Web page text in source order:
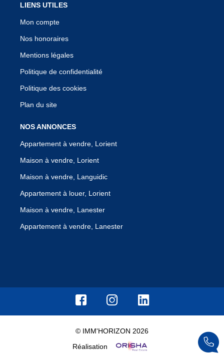
LIENS UTILES
Mon compte
Nos honoraires
Mentions légales
Politique de confidentialité
Politique des cookies
Plan du site
NOS ANNONCES
Appartement à vendre, Lorient
Maison à vendre, Lorient
Maison à vendre, Languidic
Appartement à louer, Lorient
Maison à vendre, Lanester
Appartement à vendre, Lanester
© IMM'HORIZON 2026
Réalisation